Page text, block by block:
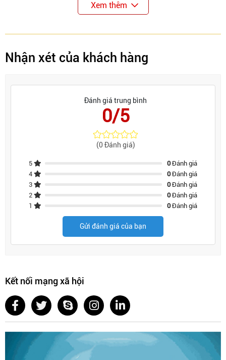
Xem thêm
Nhận xét của khách hàng
Đánh giá trung bình
0/5
(0 Đánh giá)
5 0Đánh giá
4
0Đánh giá
3
0Đánh giá
2
0Đánh giá
1
0Đánh giá
Gửi đánh giá của bạn
Kết nối mạng xã hội